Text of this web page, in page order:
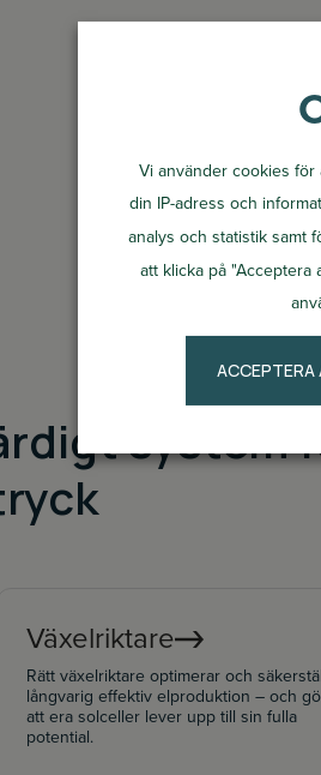
system
Växelriktare
Rätt växelriktare optimerar och
långvarig effektiv elproduktion – och
att era solceller lever upp till sin fulla
potential.
Vi använder cookies
din IP-adress och
analys och statistik samt
att klicka på "Acceptera
ACCEPTERA